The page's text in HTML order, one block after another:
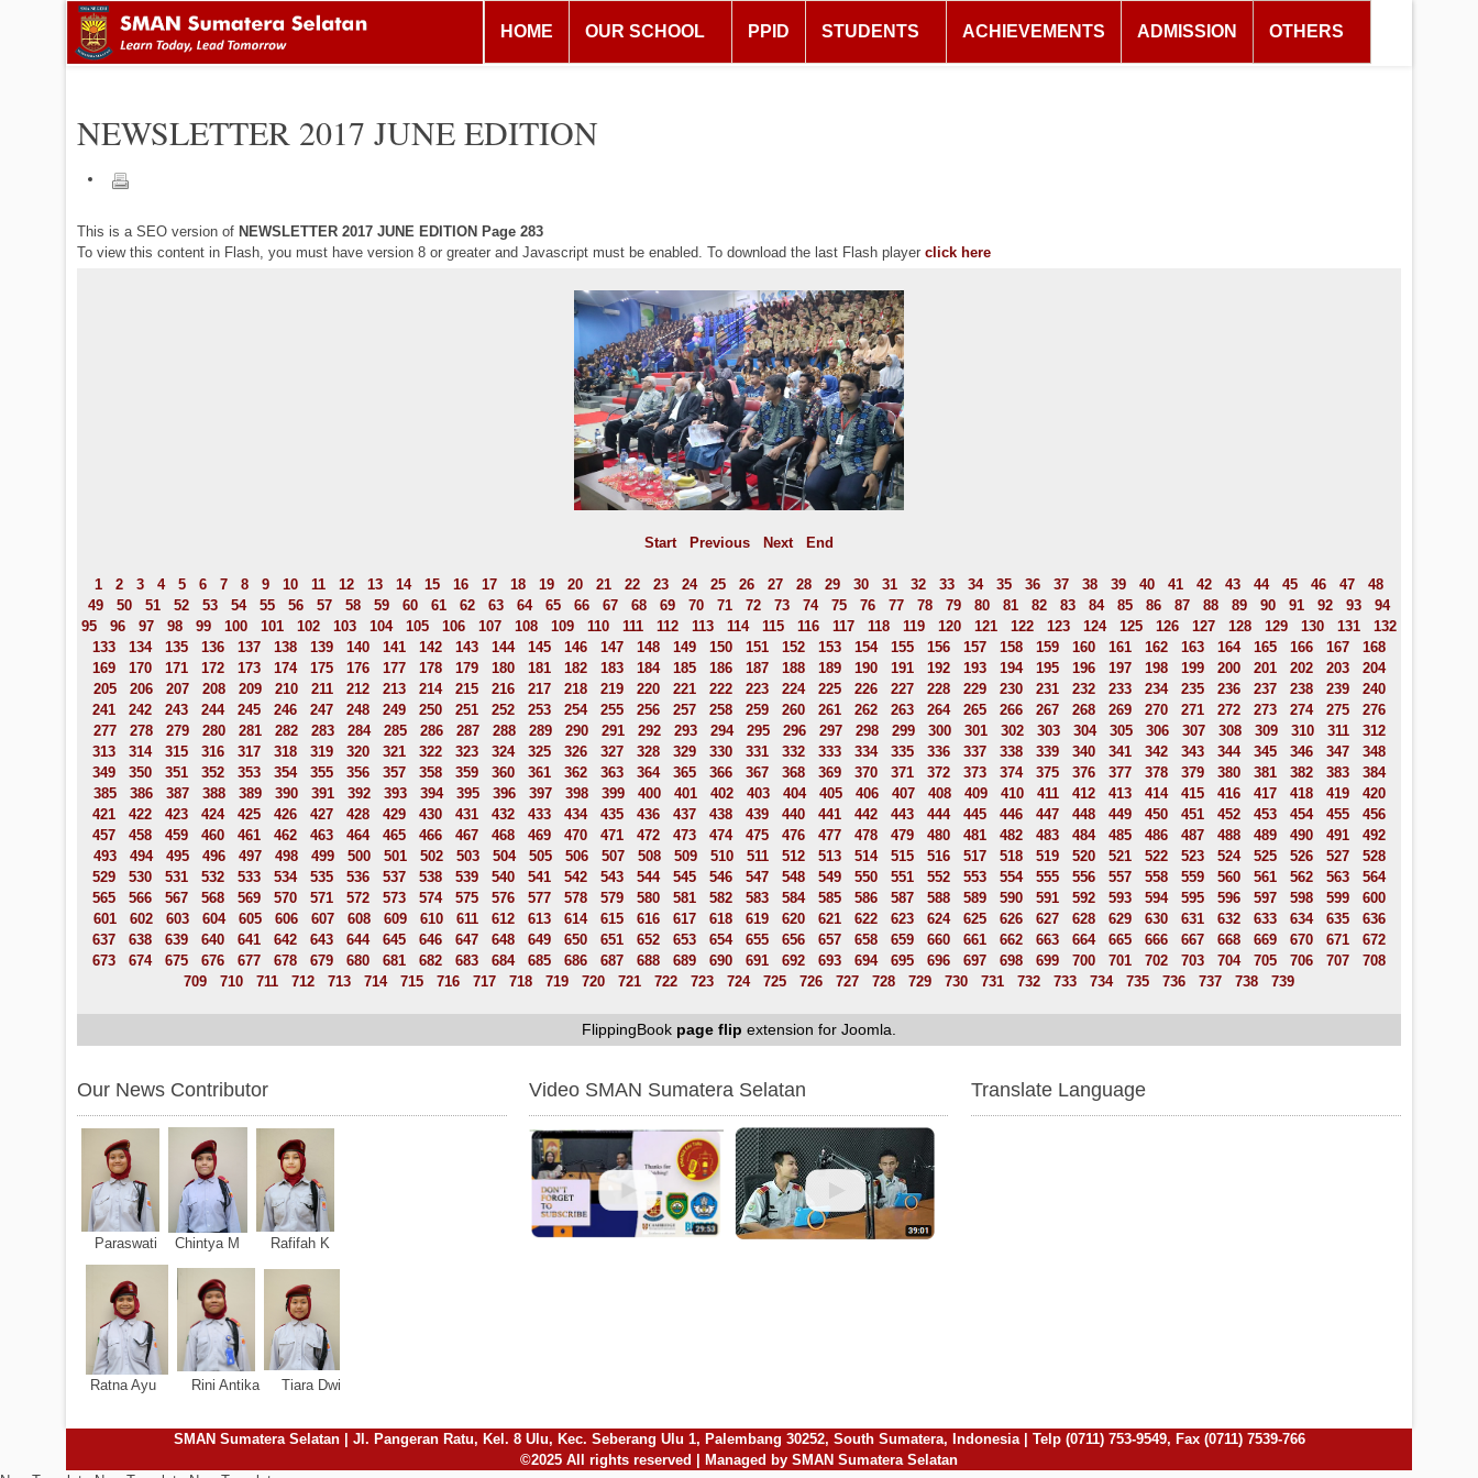
HOME OUR SCHOOL PPID STUDENTS ACHIEVEMENTS ADMISSION OTHERS
NEWSLETTER 2017 JUNE EDITION
This is a SEO version of NEWSLETTER 2017 JUNE EDITION Page 283
To view this content in Flash, you must have version 8 or greater and Javascript must be enabled. To download the last Flash player click here
Start Previous Next End
1 2 3 4 5 6 7 8 9 10 11 12 13 14 15 16 17 18 19 20 21 22 23 24 25 26 27 28 29 30 31 32 33 34 35 36 37 38 39 40 41 42 43 44 45 46 47
48
49
50 51 52 53 54 55 56 57 58 59 60 61 62 63 64 65 66 67 68 69 70 71 72 73 74 75 76 77 78 79 80 81 82 83 84 85 86 87 88 89 90 91 92 93
94
95
96 97 98 99 100 101 102 103 104 105 106 107 108 109 110 111 112 113 114 115 116 117 118 119 120 121 122 123 124 125 126 127 128 129 130 131
132
133
134 135 136 137 138 139 140 141 142 143 144 145 146 147 148 149 150 151 152 153 154 155 156 157 158 159 160 161 162 163 164 165 166 167
168
169
170 171 172 173 174 175 176 177 178 179 180 181 182 183 184 185 186 187 188 189 190 191 192 193 194 195 196 197 198 199 200 201 202 203
204
205
206 207 208 209 210 211 212 213 214 215 216 217 218 219 220 221 222 223 224 225 226 227 228 229 230 231 232 233 234 235 236 237 238 239
240
241
242 243 244 245 246 247 248 249 250 251 252 253 254 255 256 257 258 259 260 261 262 263 264 265 266 267 268 269 270 271 272 273 274 275
276
277
278 279 280 281 282 283 284 285 286 287 288 289 290 291 292 293 294 295 296 297 298 299 300 301 302 303 304 305 306 307 308 309 310 311
312
313
314 315 316 317 318 319 320 321 322 323 324 325 326 327 328 329 330 331 332 333 334 335 336 337 338 339 340 341 342 343 344 345 346 347
348
349
350 351 352 353 354 355 356 357 358 359 360 361 362 363 364 365 366 367 368 369 370 371 372 373 374 375 376 377 378 379 380 381 382 383
384
385
386 387 388 389 390 391 392 393 394 395 396 397 398 399 400 401 402 403 404 405 406 407 408 409 410 411 412 413 414 415 416 417 418 419
420
421
422 423 424 425 426 427 428 429 430 431 432 433 434 435 436 437 438 439 440 441 442 443 444 445 446 447 448 449 450 451 452 453 454 455
456
457
458 459 460 461 462 463 464 465 466 467 468 469 470 471 472 473 474 475 476 477 478 479 480 481 482 483 484 485 486 487 488 489 490 491
492
493
494 495 496 497 498 499 500 501 502 503 504 505 506 507 508 509 510 511 512 513 514 515 516 517 518 519 520 521 522 523 524 525 526 527
528
529
530 531 532 533 534 535 536 537 538 539 540 541 542 543 544 545 546 547 548 549 550 551 552 553 554 555 556 557 558 559 560 561 562 563
564
565
566 567 568 569 570 571 572 573 574 575 576 577 578 579 580 581 582 583 584 585 586 587 588 589 590 591 592 593 594 595 596 597 598 599
600
601
602 603 604 605 606 607 608 609 610 611 612 613 614 615 616 617 618 619 620 621 622 623 624 625 626 627 628 629 630 631 632 633 634 635
636
637
638 639 640 641 642 643 644 645 646 647 648 649 650 651 652 653 654 655 656 657 658 659 660 661 662 663 664 665 666 667 668 669 670 671
672
673
674 675 676 677 678 679 680 681 682 683 684 685 686 687 688 689 690 691 692 693 694 695 696 697 698 699 700 701 702 703 704 705 706 707
708
709
710 711 712 713 714 715 716 717 718 719 720 721 722 723 724 725 726 727 728 729 730 731 732 733 734 735 736 737 738 739
FlippingBook page flip extension for Joomla.
Our News Contributor
Paraswati Chintya M Rafifah K
Ratna Ayu Rini Antika Tiara Dwi
Video SMAN Sumatera Selatan Translate Language
SMAN Sumatera Selatan | Jl. Pangeran Ratu, Kel. 8 Ulu, Kec. Seberang Ulu 1, Palembang 30252, South Sumatera, Indonesia | Telp (0711) 753-9549, Fax (0711) 7539-766
©2025 All rights reserved | Managed by SMAN Sumatera Selatan